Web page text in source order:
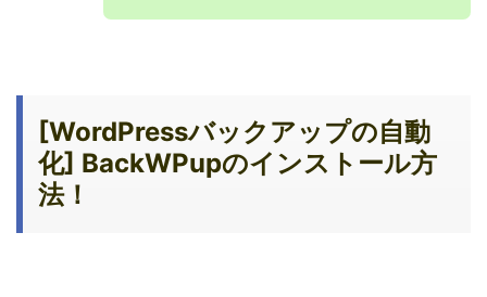
[WordPressバックアップの自動
化] BackWPupのインストール方
法！